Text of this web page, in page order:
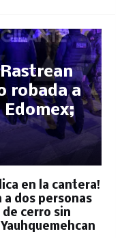
robada a
Edomex;
en la cantera!
a dos personas
cerro sin